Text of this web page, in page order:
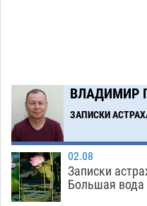
ВЛАДИМИР
ЗАПИСКИ
02.08
Записки
Большая вода